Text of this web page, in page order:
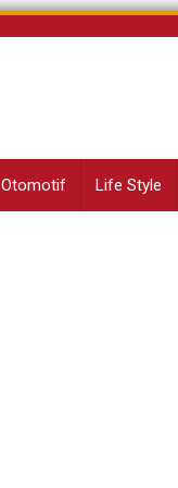
Otomotif Life Style